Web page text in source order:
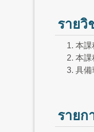
รายวิ
本課
本課
具備
รายก